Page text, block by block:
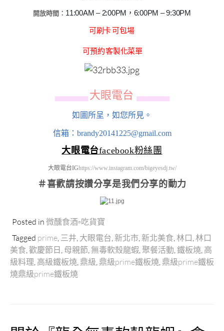
開放時間： 11:00AM – 2:00PM，6:00PM – 9:30PM
可刷卡可包場
可預約客製化菜單
▄▄▄▄▄▄ 大眼電台 ▄▄▄▄▄▄
如圖所呈，如您所見。
信箱：brandy20141225@gmail.com
大眼電台facebook粉絲團
大眼電台IGhttps://www.instagram.com/bigeyesdj.tw/
＃喜歡請按讚分享是我們分享的動力
Posted in 微醺食酒▫吃貨寶
Tagged prime 三井 大眼電台 新北市 新北美食 林口 林口
美食 歡慶節日 母親節 無毒軟殼龍蝦 聚餐活動 鐵板燒 高
級料理 高級鐵板燒 鼎級 鼎級prime鐵板燒 鼎級prime鐵板
燒鼎級prime鐵板燒